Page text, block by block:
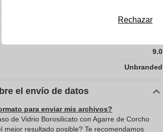
310.0
9.0
Unbranded
el envío de datos
para enviar mis archivos?
de Vidrio Borosilicato con Agarre de Corcho
mejor resultado posible? Te recomendamos
Rechazar